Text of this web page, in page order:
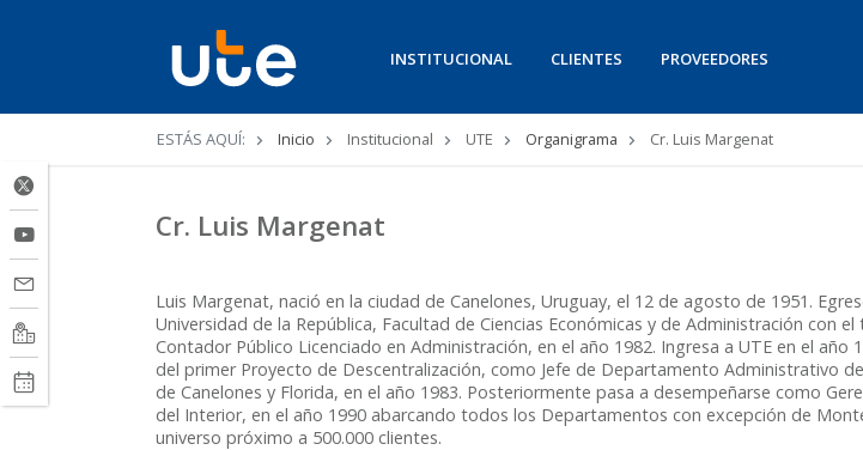
INSTITUCIONAL CLIENTES PROVEEDORES
Ruta
navegación
ESTÁS AQUÍ: Inicio Institucional UTE Organigrama Cr. Luis Margenat
Cr. Luis Margenat
Luis Margenat, nació en la ciudad de Canelones, Uruguay, el 12 de agosto de 1951.
Universidad de la República, Facultad de Ciencias Económicas y de Administración con
Contador Público Licenciado en Administración, en el año 1982. Ingresa a UTE en el año
del primer Proyecto de Descentralización, como Jefe de Departamento Administrativo
de Canelones y Florida, en el año 1983. Posteriormente pasa a desempeñarse como
del Interior, en el año 1990 abarcando todos los Departamentos con excepción de
universo próximo a 500.000 clientes.